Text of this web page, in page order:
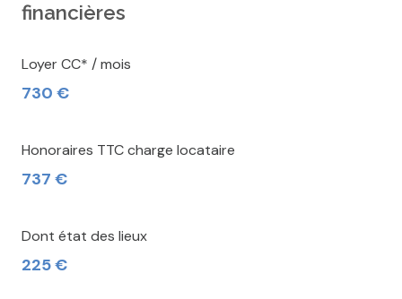
financières
Loyer CC* / mois
730 €
Honoraires TTC charge locataire
737 €
Dont état des lieux
225 €